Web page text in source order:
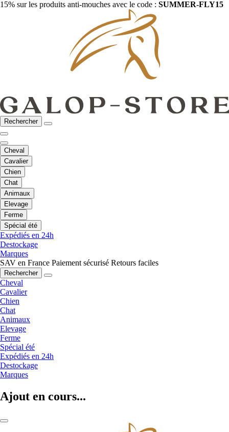
15% sur les produits anti-mouches avec le code : SUMMER-FLY15
Rechercher
Cheval
Cavalier
Chien
Chat
Animaux
Elevage
Ferme
Spécial été
Expédiés en 24h
Destockage
Marques
SAV en France Paiement sécurisé Retours faciles
Rechercher
Cheval
Cavalier
Chien
Chat
Animaux
Elevage
Ferme
Spécial été
Expédiés en 24h
Destockage
Marques
Ajout en cours...